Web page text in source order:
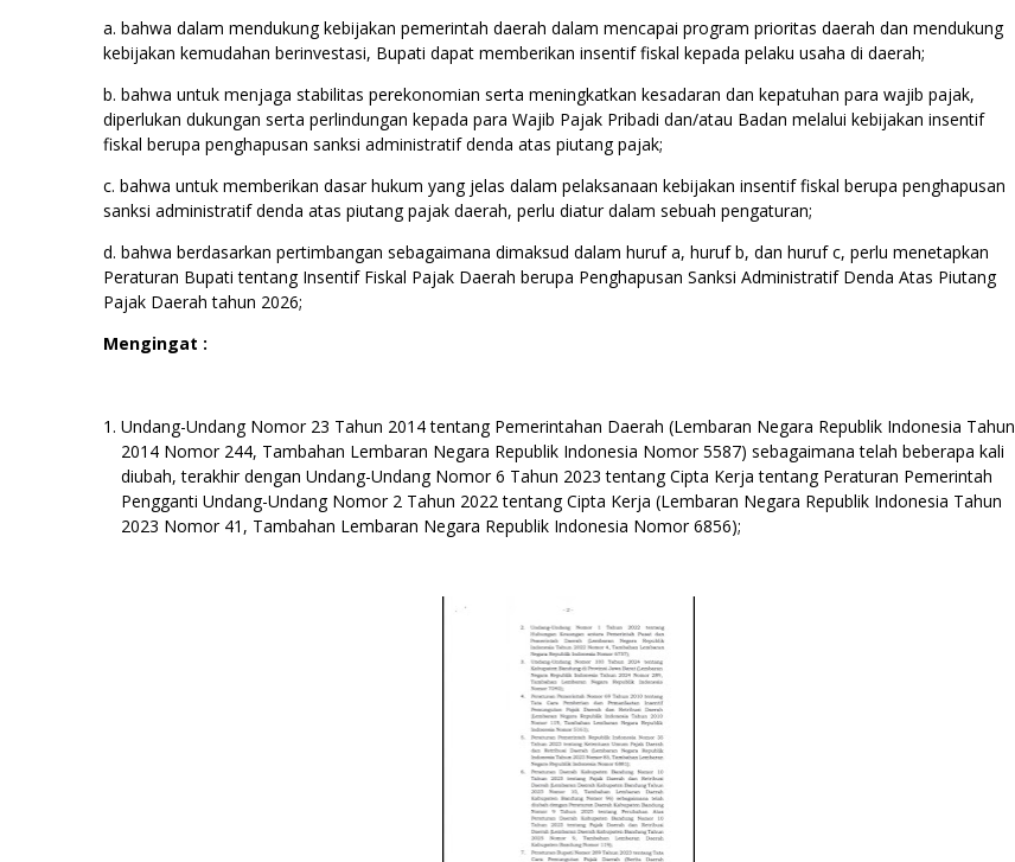
a. bahwa dalam mendukung kebijakan pemerintah daerah dalam mencapai program prioritas daerah dan mendukung
kebijakan kemudahan berinvestasi, Bupati dapat memberikan insentif fiskal kepada pelaku usaha di daerah;
b. bahwa untuk menjaga stabilitas perekonomian serta meningkatkan kesadaran dan kepatuhan para wajib pajak,
diperlukan dukungan serta perlindungan kepada para Wajib Pajak Pribadi dan/atau Badan melalui kebijakan insentif
fiskal berupa penghapusan sanksi administratif denda atas piutang pajak;
c. bahwa untuk memberikan dasar hukum yang jelas dalam pelaksanaan kebijakan insentif fiskal berupa penghapusan
sanksi administratif denda atas piutang pajak daerah, perlu diatur dalam sebuah pengaturan;
d. bahwa berdasarkan pertimbangan sebagaimana dimaksud dalam huruf a, huruf b, dan huruf c, perlu menetapkan
Peraturan Bupati tentang Insentif Fiskal Pajak Daerah berupa Penghapusan Sanksi Administratif Denda Atas Piutang
Pajak Daerah tahun 2026;
Mengingat :
Undang-Undang Nomor 23 Tahun 2014 tentang Pemerintahan Daerah (Lembaran Negara Republik Indonesia Tahun
2014 Nomor 244, Tambahan Lembaran Negara Republik Indonesia Nomor 5587) sebagaimana telah beberapa kali
diubah, terakhir dengan Undang-Undang Nomor 6 Tahun 2023 tentang Cipta Kerja tentang Peraturan Pemerintah
Pengganti Undang-Undang Nomor 2 Tahun 2022 tentang Cipta Kerja (Lembaran Negara Republik Indonesia Tahun
2023 Nomor 41, Tambahan Lembaran Negara Republik Indonesia Nomor 6856);